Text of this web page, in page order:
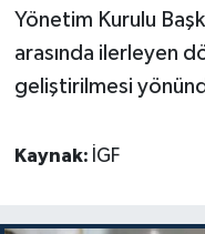
Yönetim Kurulu
arasında ilerleyen
geliştirilmesi
Kaynak: İGF